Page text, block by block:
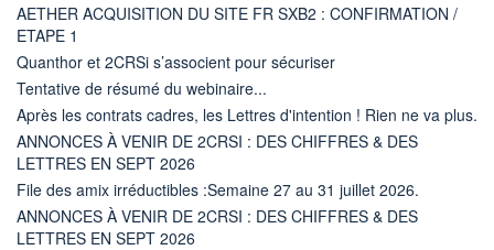
AETHER ACQUISITION DU SITE FR SXB2 : CONFIRMATION /
ETAPE 1
Quanthor et 2CRSi s’associent pour sécuriser
Tentative de résumé du webinaire...
Après les contrats cadres, les Lettres d'intention ! Rien ne va plus.
ANNONCES À VENIR DE 2CRSI : DES CHIFFRES & DES
LETTRES EN SEPT 2026
File des amix irréductibles :Semaine 27 au 31 juillet 2026.
ANNONCES À VENIR DE 2CRSI : DES CHIFFRES & DES
LETTRES EN SEPT 2026